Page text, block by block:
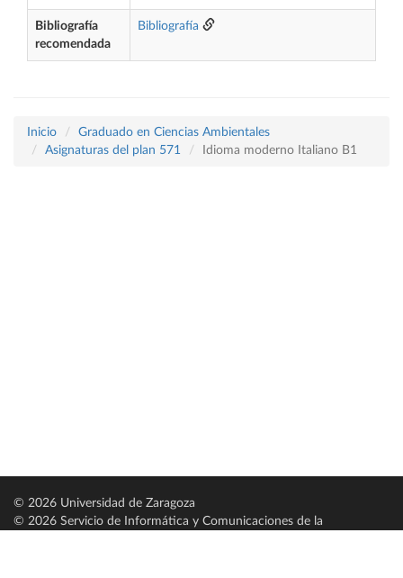
Bibliografía
recomendada
Bibliografía
Inicio
Graduado en Ciencias Ambientales
Asignaturas del plan 571
Idioma moderno Italiano B1
© 2026 Universidad de Zaragoza
© 2026 Servicio de Informática y Comunicaciones de la